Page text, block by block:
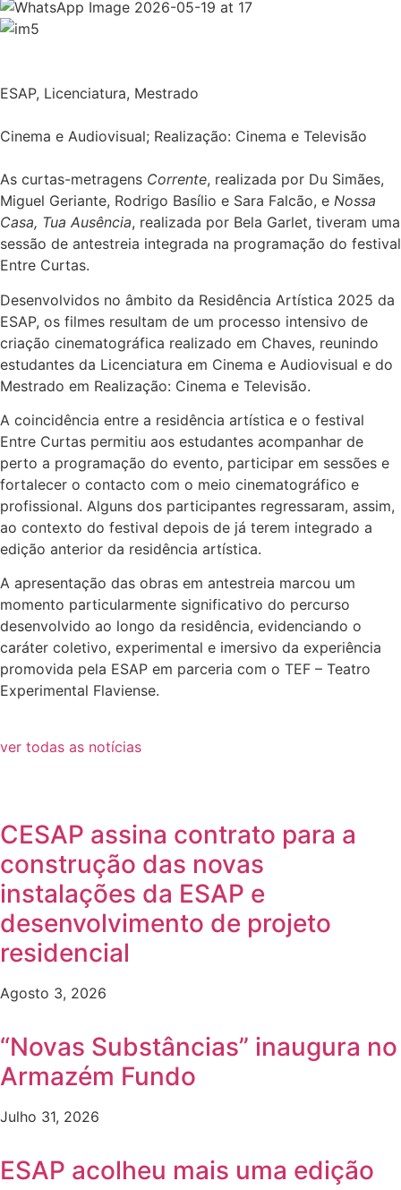
ESAP, Licenciatura, Mestrado
Cinema e Audiovisual; Realização: Cinema e Televisão
As curtas-metragens Corrente, realizada por Du Simães,
Miguel Geriante, Rodrigo Basílio e Sara Falcão, e Nossa
Casa, Tua Ausência, realizada por Bela Garlet, tiveram uma
sessão de antestreia integrada na programação do festival
Entre Curtas.
Desenvolvidos no âmbito da Residência Artística 2025 da
ESAP, os filmes resultam de um processo intensivo de
criação cinematográfica realizado em Chaves, reunindo
estudantes da Licenciatura em Cinema e Audiovisual e do
Mestrado em Realização: Cinema e Televisão.
A coincidência entre a residência artística e o festival
Entre Curtas permitiu aos estudantes acompanhar de
perto a programação do evento, participar em sessões e
fortalecer o contacto com o meio cinematográfico e
profissional. Alguns dos participantes regressaram, assim,
ao contexto do festival depois de já terem integrado a
edição anterior da residência artística.
A apresentação das obras em antestreia marcou um
momento particularmente significativo do percurso
desenvolvido ao longo da residência, evidenciando o
caráter coletivo, experimental e imersivo da experiência
promovida pela ESAP em parceria com o TEF – Teatro
Experimental Flaviense.
ver todas as notícias
CESAP assina contrato para a
construção das novas
instalações da ESAP e
desenvolvimento de projeto
residencial
Agosto 3, 2026
“Novas Substâncias” inaugura no
Armazém Fundo
Julho 31, 2026
ESAP acolheu mais uma edição